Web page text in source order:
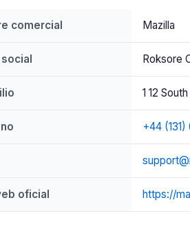
comercial Mazilla
Roksore
1 12
+44
oficial https://